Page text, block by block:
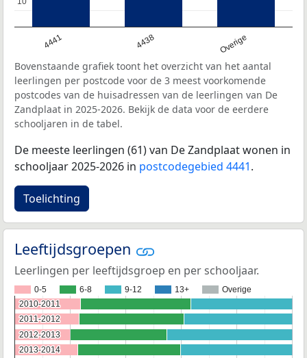
4441 4438 Overige
Bovenstaande grafiek toont het overzicht van het aantal
leerlingen per postcode voor de 3 meest voorkomende
postcodes van de huisadressen van de leerlingen van De
Zandplaat in 2025-2026. Bekijk de data voor de eerdere
schooljaren in de tabel.
De meeste leerlingen (61) van De Zandplaat wonen in
schooljaar 2025-2026 in postcodegebied 4441.
Toelichting
Leeftijdsgroepen
Leerlingen per leeftijdsgroep en per schooljaar.
0-5 6-8 9-12 13+ Overige
2010-2011
2010-2011
2011-2012
2011-2012
2012-2013
2012-2013
2013-2014
2013-2014